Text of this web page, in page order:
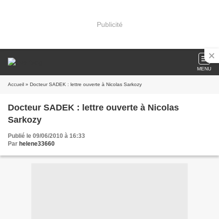
Publicité
MENU
Accueil » Docteur SADEK : lettre ouverte à Nicolas Sarkozy
Docteur SADEK : lettre ouverte à Nicolas
Sarkozy
Publié le 09/06/2010 à 16:33
Par helene33660